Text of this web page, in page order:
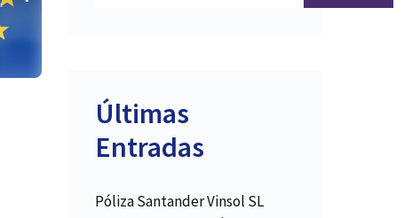
Últimas
Entradas
Póliza Santander Vinsol SL